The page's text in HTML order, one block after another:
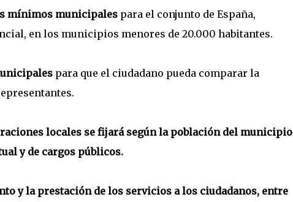
mínimos municipalespara el conjunto de España,
en los municipios menores de 20.000 habitantes.
para que el ciudadano pueda comparar la
locales se fijará según la población del municipio
y de cargos públicos.
y la prestación de los servicios a los ciudadanos, entre